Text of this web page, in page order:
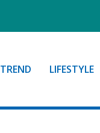
TREND LIFESTYLE